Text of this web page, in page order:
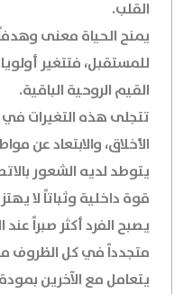
القلب.
يمنح الحياة معنى
للمستقبل، فتتغير
القيم الروحية الباقية.
تتجلى هذه التغيرات
الأخلاق، والابتعاد عن
يتوطد لديه الشعور
قوة داخلية وثباتاً لا
يصبح الفرد أكثر صبراً عند
متجدداً في كل الظروف
يتعامل مع الآخرين